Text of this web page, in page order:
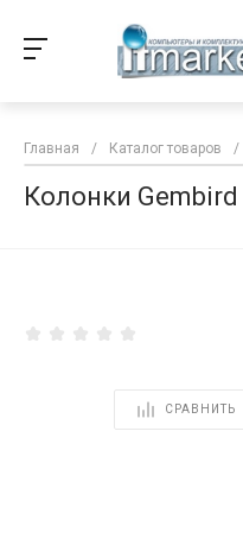
Главная / Каталог товаров /
Колонки Gembird
СРАВНИТЬ